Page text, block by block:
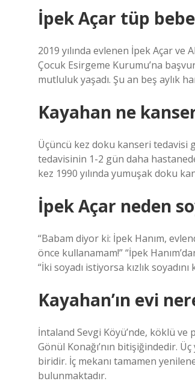
İpek Açar tüp
2019 yılında evlenen İpek Açar
Çocuk Esirgeme Kurumu’na
mutluluk yaşadı. Şu an beş aylık
Kayahan ne
Üçüncü kez doku kanseri tedavisi
tedavisinin 1-2 gün daha
kez 1990 yılında yumuşak doku
İpek Açar neden
“Babam diyor ki: İpek Hanım,
önce kullanamam!” “İpek
“İki soyadı istiyorsa kızlık
Kayahan’ın evi
İntaland Sevgi Köyü’nde, köklü ve
Gönül Konağı’nın bitişiğindedir.
biridir. İç mekanı tamamen
bulunmaktadır.